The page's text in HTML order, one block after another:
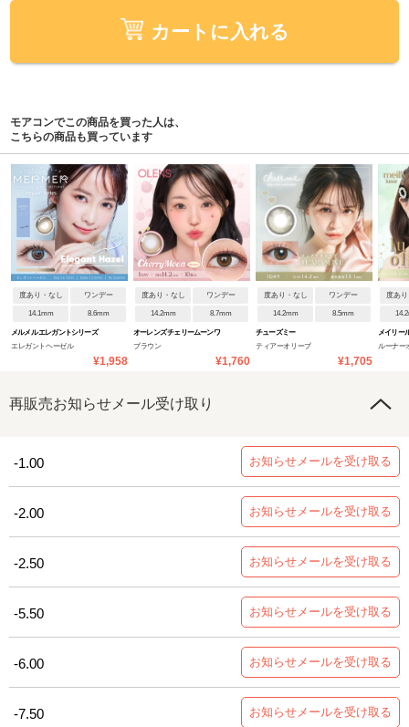
カートに入れる
モアコンでこの商品を買った人は、
こちらの商品も買っています
度あり・なし ワンデー
14.1mm 8.6mm
メルメル エレガントシリーズ
エレガントヘーゼル
¥1,958
度あり・なし ワンデー
14.2mm 8.7mm
オーレンズ チェリームーンワ
ブラウン
¥1,760
度あり・なし ワンデー
14.2mm 8.5mm
チューズミー
ティアーオリーブ
¥1,705
度あ
メイリー
ルーナー
再販売お知らせメール受け取り
-1.00 お知らせメールを受け取る
-2.00 お知らせメールを受け取る
-2.50 お知らせメールを受け取る
-5.50 お知らせメールを受け取る
-6.00 お知らせメールを受け取る
-7.50 お知らせメールを受け取る